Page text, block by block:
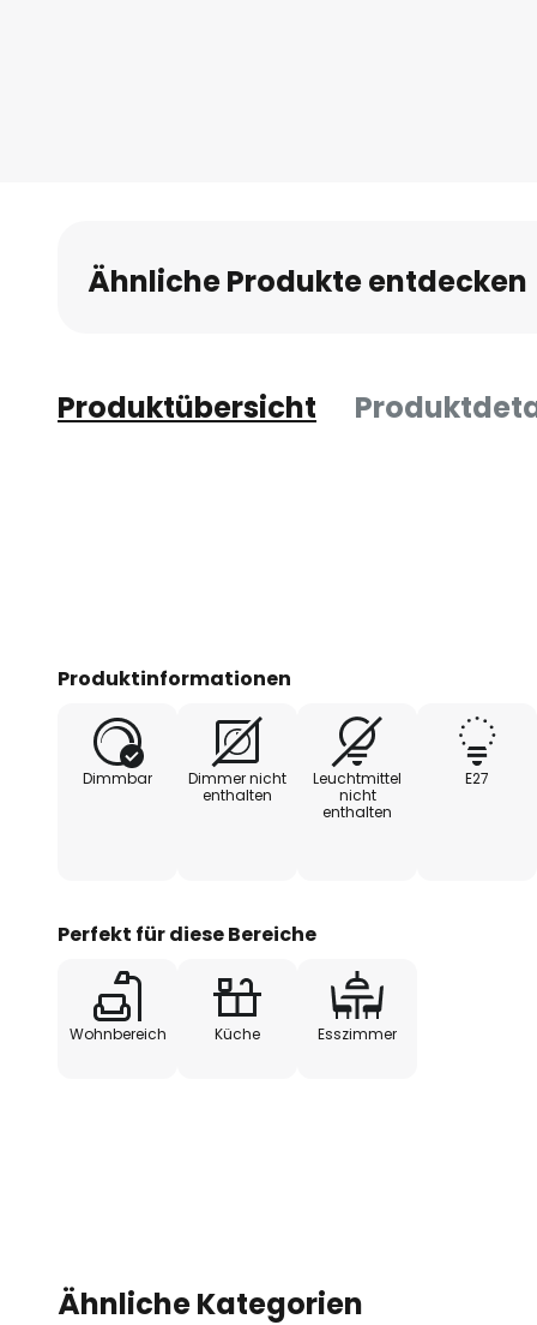
Ähnliche Produkte entdecken
Produktübersicht
Produktinformationen
Dimmbar
Dimmer nicht
enthalten
Leuchtmittel
nicht
enthalten
E27
Perfekt für diese Bereiche
Wohnbereich Küche Esszimmer
Ähnliche Kategorien